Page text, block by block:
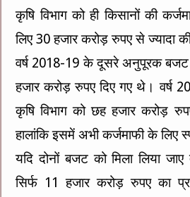
कृषि विभाग को ही किसानों की
लिए 30 हजार करोड़ रुपए से ज्यादा
वर्ष 2018-19 के दूसरे अनुपूरक बजट
हजार करोड़ रुपए दिए गए थे। वर्ष
कृषि विभाग को छह हजार करोड़
हालांकि इसमें अभी कर्जमाफी के लिए
यदि दोनों बजट को मिला लिया
सिर्फ 11 हजार करोड़ रुपए का